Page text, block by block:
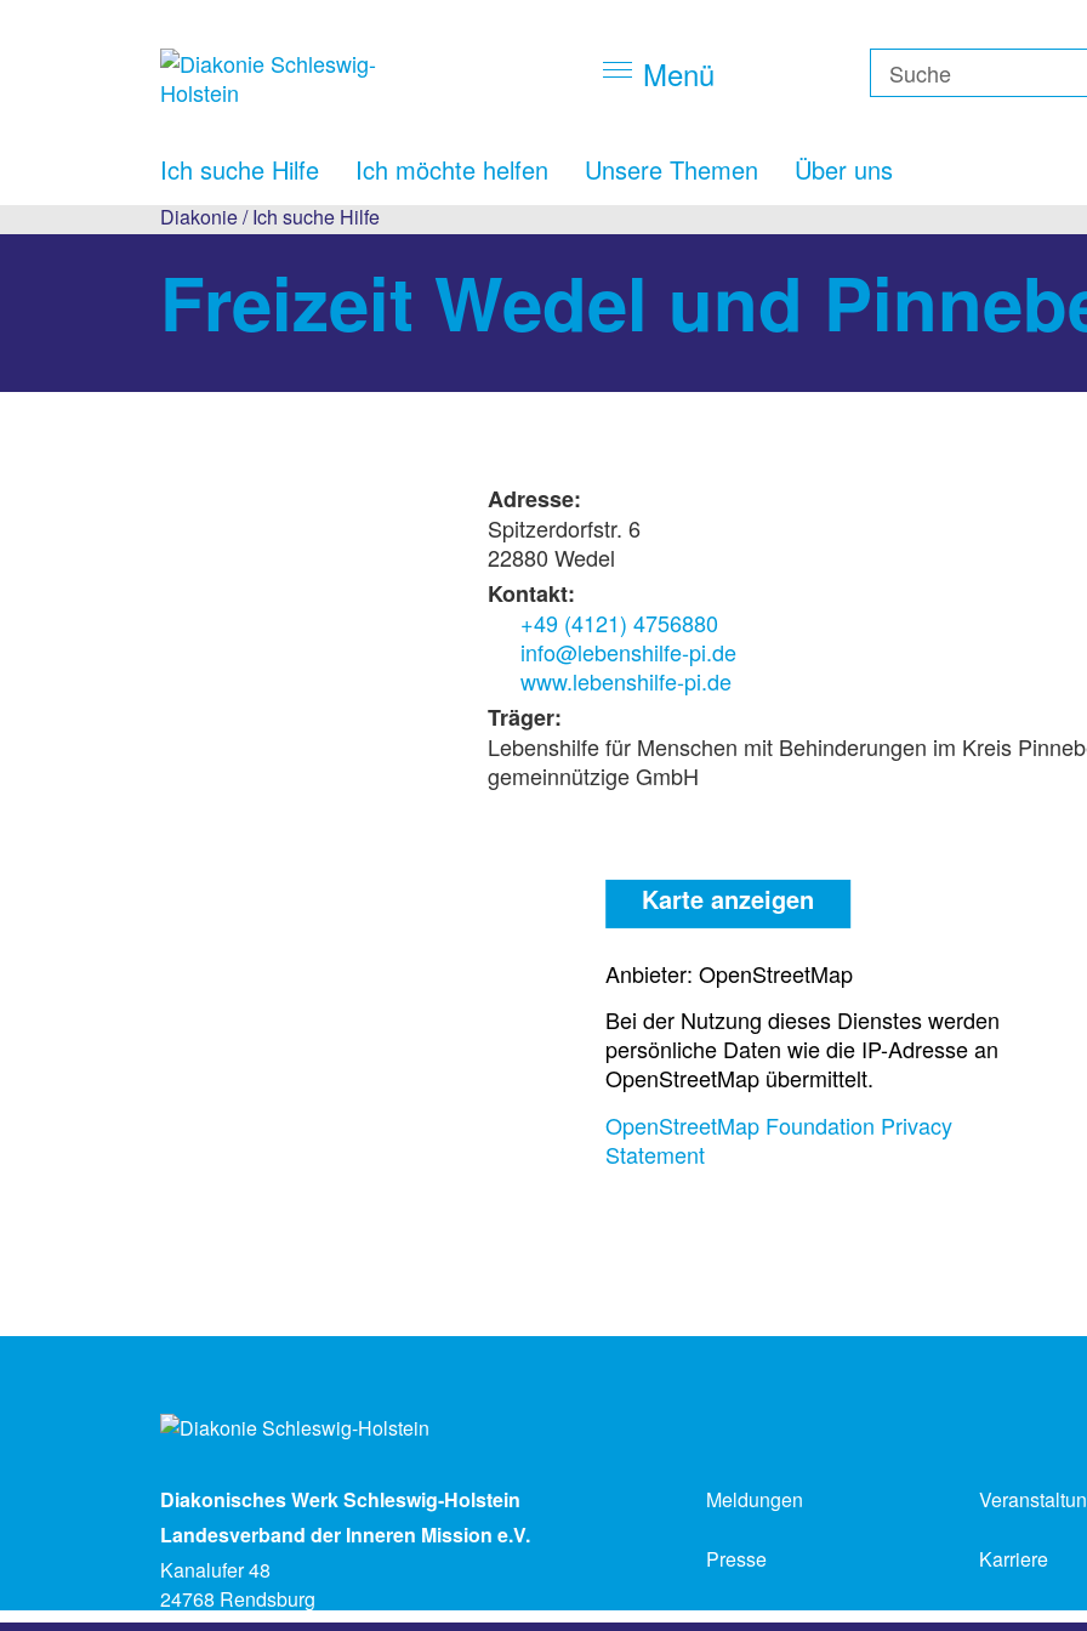
Menü
Ich suche Hilfe Ich möchte helfen Unsere Themen Über uns
Diakonie/Ich suche Hilfe
Freizeit Wedel und
Adresse:
Spitzerdorfstr. 6
22880 Wedel
Kontakt:
+49 (4121) 4756880
info@lebenshilfe-pi.de
www.lebenshilfe-pi.de
Träger:
Lebenshilfe für Menschen mit Behinderungen im Kreis
gemeinnützige GmbH
Karte anzeigen
Anbieter: OpenStreetMap
Bei der Nutzung dieses Dienstes werden
persönliche Daten wie die IP-Adresse an
OpenStreetMap übermittelt.
OpenStreetMap Foundation Privacy
Statement
Diakonisches Werk Schleswig-Holstein
Landesverband der Inneren Mission e.V.
Kanalufer 48
24768 Rendsburg
Meldungen
Presse Karriere
Impressum Datenschutz